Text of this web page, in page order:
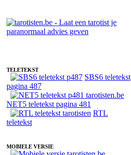
TELETEKST
SBS6 teletekst
pagina 487
NET5 teletekst pagina 481
RTL
teletekst
MOBIELE VERSIE